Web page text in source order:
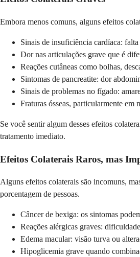
Embora menos comuns, alguns efeitos
Sinais de insuficiência cardíaca:
Dor nas articulações grave que é
Reações cutâneas como bolhas,
Sintomas de pancreatite: dor
Sinais de problemas no fígado:
Fraturas ósseas, particularmente
Se você sentir algum desses efeitos
tratamento imediato.
Efeitos Colaterais Raros, mas
Alguns efeitos colaterais são incomuns,
porcentagem de pessoas.
Câncer de bexiga: os sintomas
Reações alérgicas graves:
Edema macular: visão turva ou
Hipoglicemia grave quando